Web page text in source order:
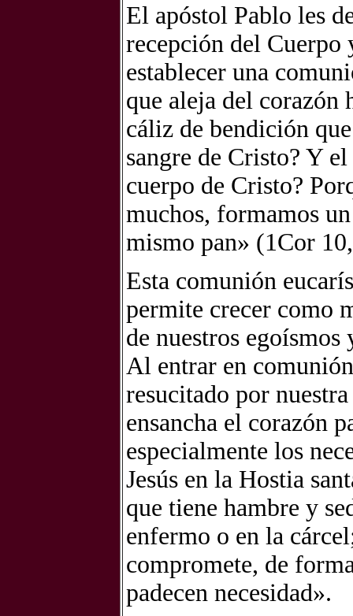
El apóstol Pablo les
recepción del Cuerpo
establecer una
que aleja del
cáliz de bendición
sangre de Cristo? Y
cuerpo de Cristo?
muchos, formamos
mismo pan» (1Cor
Esta comunión
permite crecer como
de nuestros egoísmos
Al entrar en
resucitado por
ensancha el corazón
especialmente los
Jesús en la Hostia
que tiene hambre y
enfermo o en la
compromete, de
padecen necesidad».